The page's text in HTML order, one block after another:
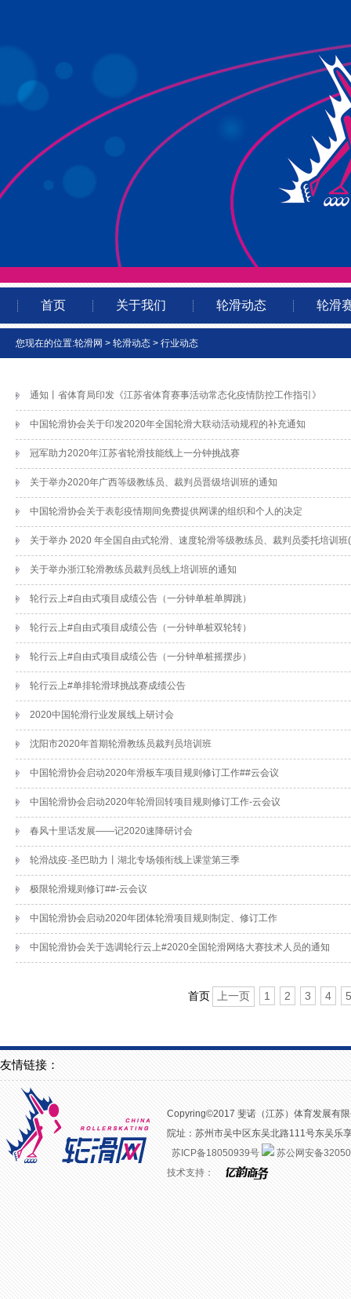
首页 关于我们 轮滑动态 轮滑
您现在的位置:轮滑网 > 轮滑动态 > 行业动态
通知丨省体育局印发《江苏省体育赛事活动常态化疫情防控工作指引》
中国轮滑协会关于印发2020年全国轮滑大联动活动规程的补充通知
冠军助力2020年江苏省轮滑技能线上一分钟挑战赛
关于举办2020年广西等级教练员、裁判员晋级培训班的通知
中国轮滑协会关于表彰疫情期间免费提供网课的组织和个人的决定
关于举办 2020 年全国自由式轮滑、速度轮滑等级教练员、裁判员委托培训班
关于举办浙江轮滑教练员裁判员线上培训班的通知
轮行云上#自由式项目成绩公告（一分钟单桩单脚跳）
轮行云上#自由式项目成绩公告（一分钟单桩双轮转）
轮行云上#自由式项目成绩公告（一分钟单桩摇摆步）
轮行云上#单排轮滑球挑战赛成绩公告
2020中国轮滑行业发展线上研讨会
沈阳市2020年首期轮滑教练员裁判员培训班
中国轮滑协会启动2020年滑板车项目规则修订工作##云会议
中国轮滑协会启动2020年轮滑回转项目规则修订工作-云会议
春风十里话发展——记2020速降研讨会
轮滑战疫·圣巴助力丨湖北专场领衔线上课堂第三季
极限轮滑规则修订##-云会议
中国轮滑协会启动2020年团体轮滑项目规则制定、修订工作
中国轮滑协会关于选调轮行云上#2020全国轮滑网络大赛技术人员的通知
首页 上一页 1 2 3 4 5
友情链接：
Copyring©2017 斐诺（江苏）体育发展有
院址：苏州市吴中区东吴北路111号东吴
苏ICP备18050939号
苏公网安备
技术支持：